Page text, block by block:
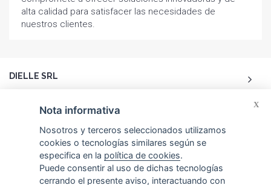
alta calidad para satisfacer las necesidades de
nuestros clientes.
DIELLE SRL
ACCOUNT
ATENCIÓN AL CLIENTE
CONTACTOS
Nota informativa
Nosotros y terceros seleccionados utilizamos
cookies o tecnologías similares según se
especifica en la política de cookies.
Puede consentir al uso de dichas tecnologías
cerrando el presente aviso, interactuando con
X